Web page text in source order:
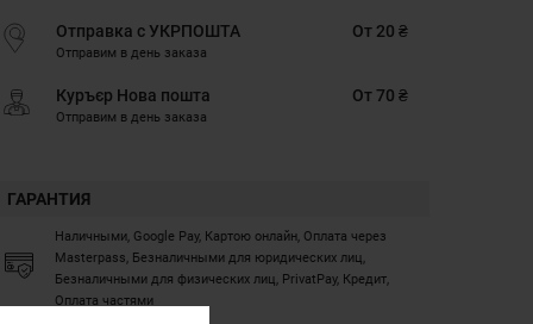
Отправка с УКРПОШТА
Отправим в день заказа
От 20 ₴
Куръєр Нова пошта
Отправим в день заказа
От 70 ₴
ГАРАНТИЯ
Наличными, Google Pay, Картою онлайн, Оплата через
Masterpass, Безналичными для юридических лиц,
Безналичными для физических лиц, PrivatPay, Кредит,
Оплата частями